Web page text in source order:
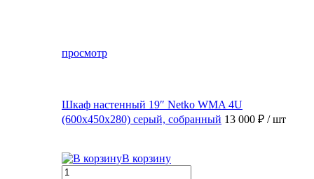
просмотр
Шкаф настенный 19″ Netko WMA 4U
(600x450x280) серый, собранный 13 000 ₽ / шт
В корзину